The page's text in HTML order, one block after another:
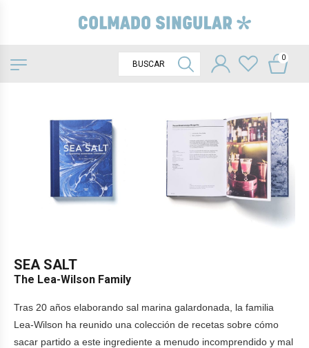
0
SEA SALT
The Lea-Wilson Family
Tras 20 años elaborando sal marina galardonada, la familia
Lea-Wilson ha reunido una colección de recetas sobre cómo
sacar partido a este ingrediente a menudo incomprendido y mal